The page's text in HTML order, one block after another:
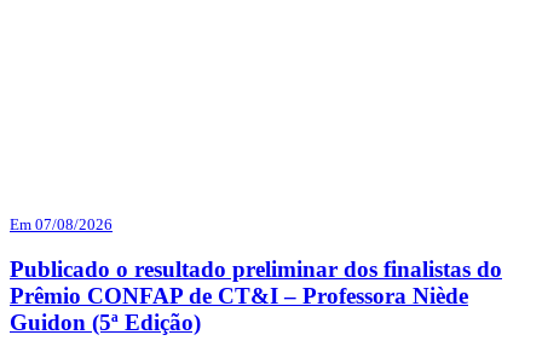
Em 07/08/2026
Publicado o resultado preliminar dos finalistas do
Prêmio CONFAP de CT&I – Professora Niède
Guidon (5ª Edição)